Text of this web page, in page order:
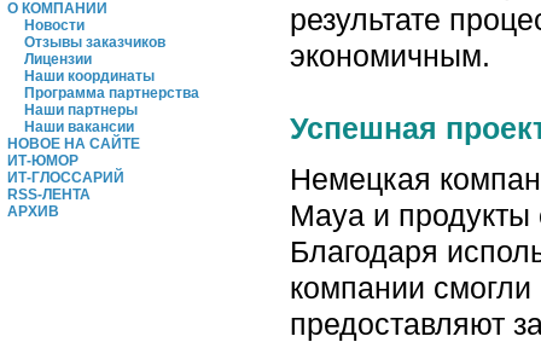
О КОМПАНИИ
Новости
Отзывы заказчиков
Лицензии
Наши координаты
Программа партнерства
Наши партнеры
Наши вакансии
НОВОЕ НА САЙТЕ
ИТ-ЮМОР
ИТ-ГЛОССАРИЙ
RSS-ЛЕНТА
АРХИВ
результате
экономичным.
Успешная
Немецкая
Maya и
Благодаря
компании смогли
предоставляют